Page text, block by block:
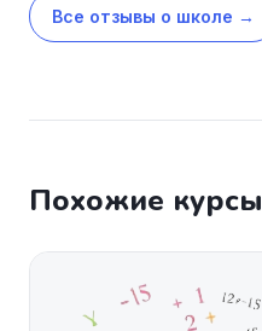
Все отзывы о школе →
Похожие курсы